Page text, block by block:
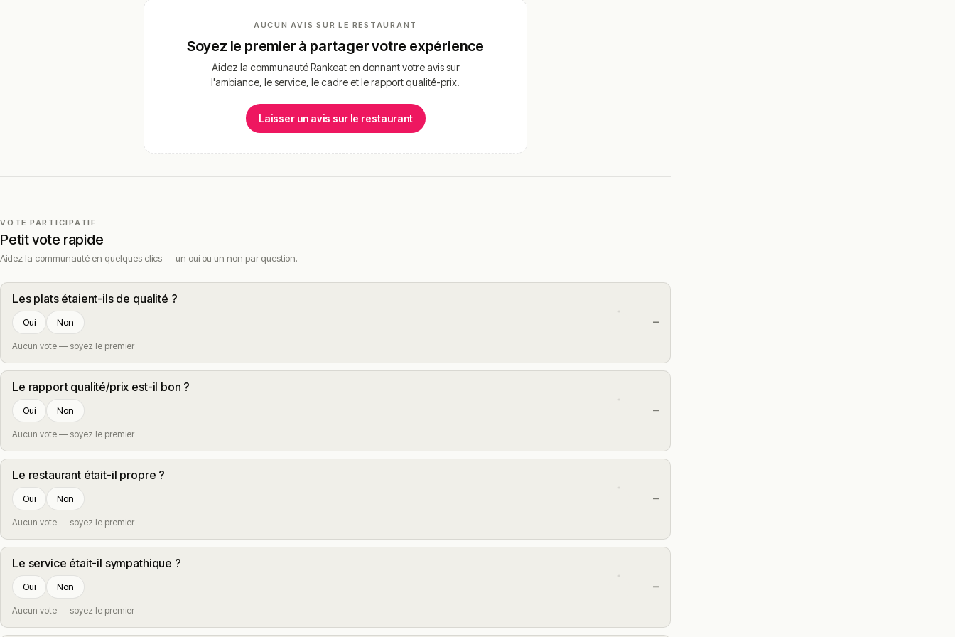
AUCUN AVIS SUR LE RESTAURANT
Soyez le premier à partager votre expérience
Aidez la communauté Rankeat en donnant votre avis sur
l'ambiance, le service, le cadre et le rapport qualité-prix.
Laisser un avis sur le restaurant
VOTE PARTICIPATIF
Petit vote rapide
Aidez la communauté en quelques clics — un oui ou un non par question.
Les plats étaient-ils de qualité ?
Oui Non
Aucun vote — soyez le premier
—
Le rapport qualité/prix est-il bon ?
Oui Non
Aucun vote — soyez le premier
—
Le restaurant était-il propre ?
Oui Non
Aucun vote — soyez le premier
—
Le service était-il sympathique ?
Oui Non
Aucun vote — soyez le premier
—